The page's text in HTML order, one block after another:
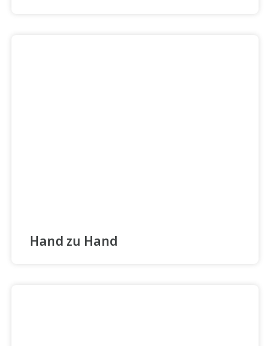
Hand zu Hand